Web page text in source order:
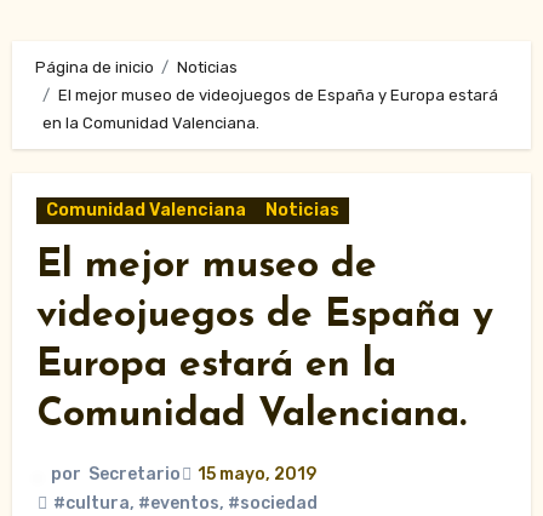
Página de inicio
Noticias
El mejor museo de videojuegos de España y Europa estará
en la Comunidad Valenciana.
Comunidad Valenciana Noticias
El mejor museo de
videojuegos de España y
Europa estará en la
Comunidad Valenciana.
por Secretario
15 mayo, 2019
#cultura, #eventos, #sociedad